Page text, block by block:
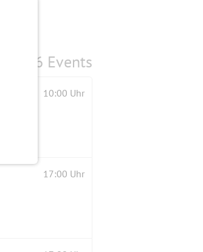
6 Events
10:00 Uhr
17:00 Uhr